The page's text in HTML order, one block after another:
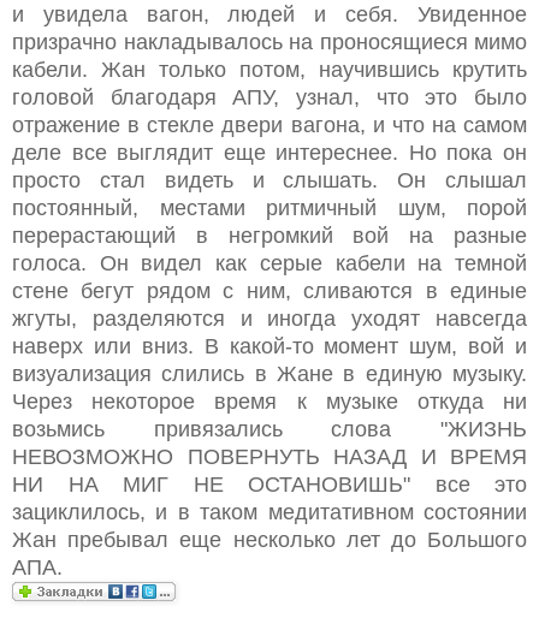
и увидела вагон, людей и себя. Увиденное
призрачно накладывалось на проносящиеся мимо
кабели. Жан только потом, научившись крутить
головой благодаря АПУ, узнал, что это было
отражение в стекле двери вагона, и что на самом
деле все выглядит еще интереснее. Но пока он
просто стал видеть и слышать. Он слышал
постоянный, местами ритмичный шум, порой
перерастающий в негромкий вой на разные
голоса. Он видел как серые кабели на темной
стене бегут рядом с ним, сливаются в единые
жгуты, разделяются и иногда уходят навсегда
наверх или вниз. В какой-то момент шум, вой и
визуализация слились в Жане в единую музыку.
Через некоторое время к музыке откуда ни
возьмись привязались слова "ЖИЗНЬ
НЕВОЗМОЖНО ПОВЕРНУТЬ НАЗАД И ВРЕМЯ
НИ НА МИГ НЕ ОСТАНОВИШЬ" все это
зациклилось, и в таком медитативном состоянии
Жан пребывал еще несколько лет до Большого
АПА.